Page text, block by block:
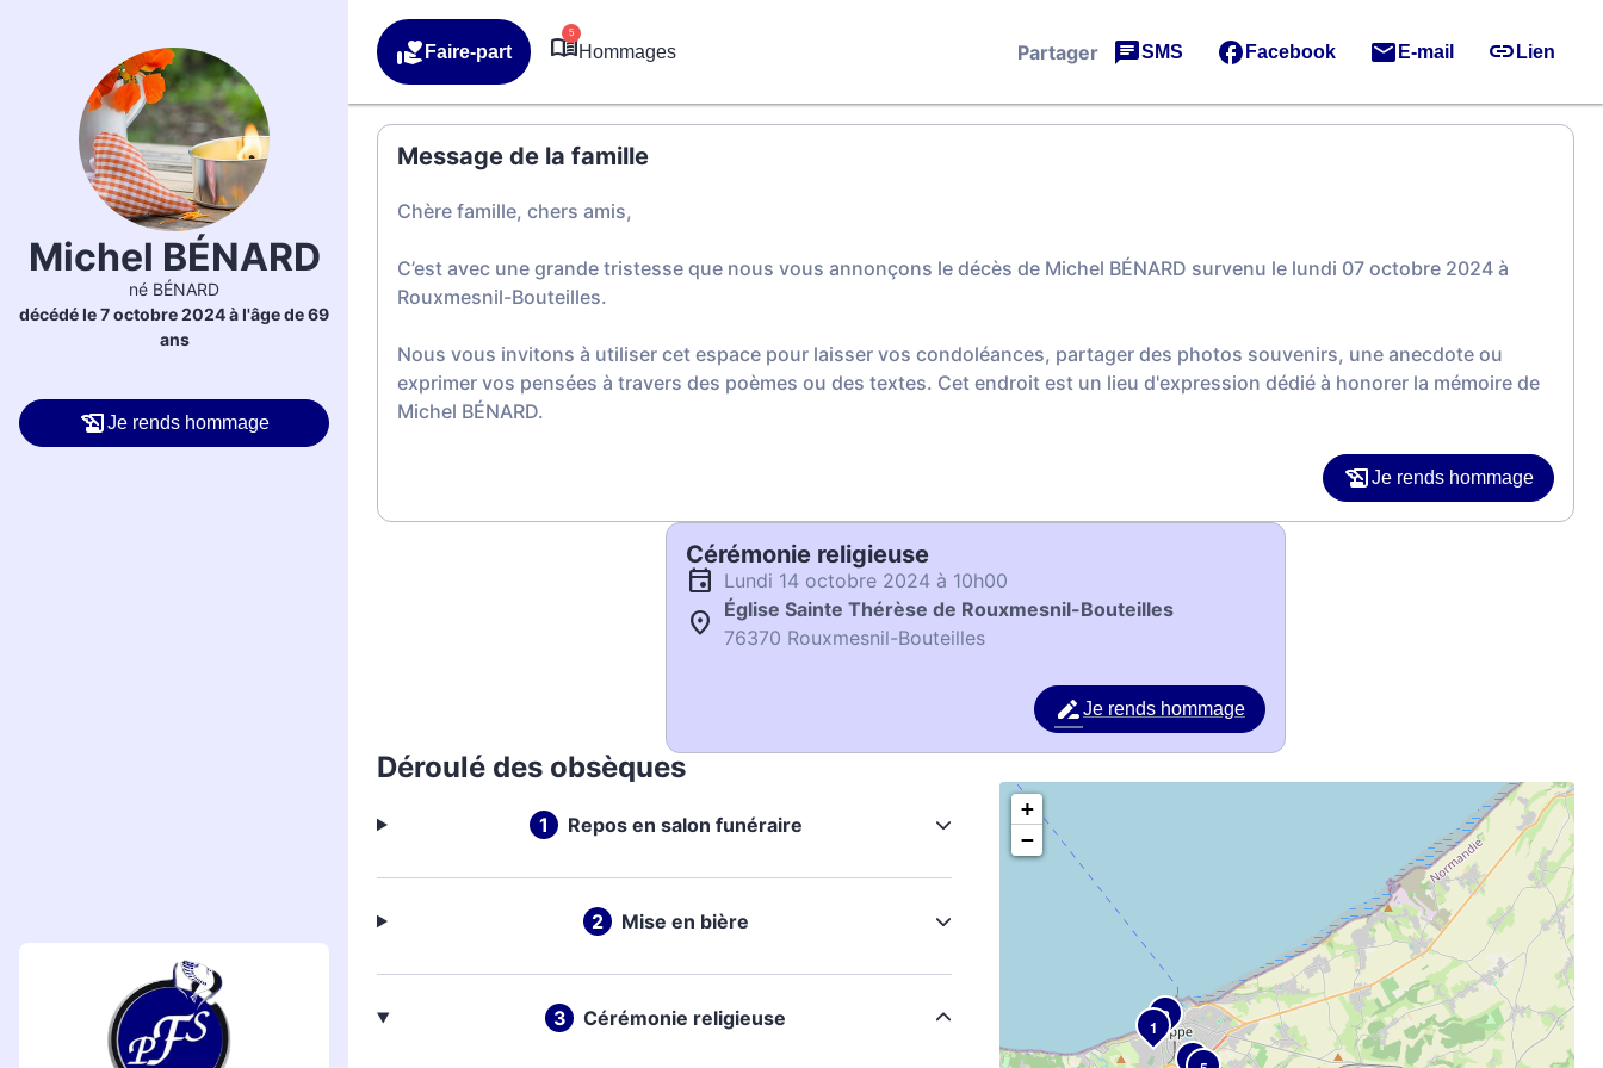
Michel BÉNARD
né BÉNARD
décédé le 7 octobre 2024 à l'âge de 69
ans
Je rends hommage
Faire-part
5
Hommages Partager SMS Facebook E-mail Lien
Message de la famille
Chère famille, chers amis,
C’est avec une grande tristesse que nous vous annonçons le décès de Michel BÉNARD survenu le lundi 07 octobre 2024 à
Rouxmesnil-Bouteilles.
Nous vous invitons à utiliser cet espace pour laisser vos condoléances, partager des photos souvenirs, une anecdote ou
exprimer vos pensées à travers des poèmes ou des textes. Cet endroit est un lieu d'expression dédié à honorer la mémoire de
Michel BÉNARD.
Je rends hommage
Cérémonie religieuse
lundi 14 octobre 2024 à 10h00
Église Sainte Thérèse de Rouxmesnil-Bouteilles
76370 Rouxmesnil-Bouteilles
Je rends hommage
Déroulé des obsèques
Repos en salon funéraire
Mise en bière
Cérémonie religieuse 1
2
3
+
−